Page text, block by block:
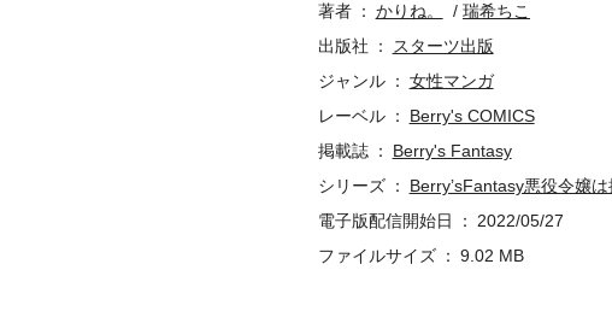
ルに目を付けられてしまい!?推しのリ
に開幕！（この作品は電子コミック誌
著者 かりね。
瑞希ちこ
出版社
スターツ出版
ジャンル
女性マンガ
レーベル
Berry's COMICS
掲載誌
Berry's Fantasy
シリーズ
Berry’sFantasy悪役令嬢
電子版配信開始日
2022/05/27
ファイルサイズ
9.02 MB